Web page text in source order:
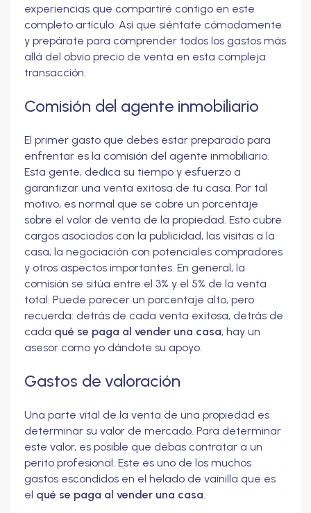
experiencias que compartiré contigo en este
completo artículo. Así que siéntate cómodamente
y prepárate para comprender todos los gastos más
allá del obvio precio de venta en esta compleja
transacción.
Comisión del agente inmobiliario
El primer gasto que debes estar preparado para
enfrentar es la comisión del agente inmobiliario.
Esta gente, dedica su tiempo y esfuerzo a
garantizar una venta exitosa de tu casa. Por tal
motivo, es normal que se cobre un porcentaje
sobre el valor de venta de la propiedad. Esto cubre
cargos asociados con la publicidad, las visitas a la
casa, la negociación con potenciales compradores
y otros aspectos importantes. En general, la
comisión se sitúa entre el 3% y el 5% de la venta
total. Puede parecer un porcentaje alto, pero
recuerda: detrás de cada venta exitosa, detrás de
cada qué se paga al vender una casa, hay un
asesor como yo dándote su apoyo.
Gastos de valoración
Una parte vital de la venta de una propiedad es
determinar su valor de mercado. Para determinar
este valor, es posible que debas contratar a un
perito profesional. Este es uno de los muchos
gastos escondidos en el helado de vainilla que es
el qué se paga al vender una casa.